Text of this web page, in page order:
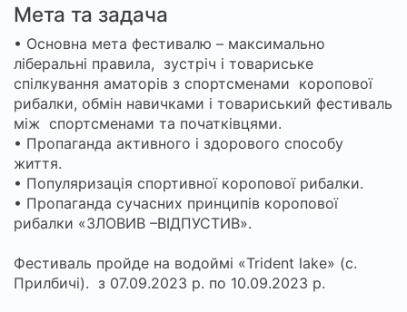
Мета та задача
• Основна мета фестивалю – максимально
ліберальні правила, зустріч і товариське
спілкування аматорів з спортсменами коропової
рибалки, обмін навичками і товариський фестиваль
між спортсменами та початківцями.
• Пропаганда активного і здорового способу
життя.
• Популяризація спортивної коропової рибалки.
• Пропаганда сучасних принципів коропової
рибалки «ЗЛОВИВ –ВІДПУСТИВ».
Фестиваль пройде на водоймі «Trident lake» (с.
Прилбичі). з 07.09.2023 р. по 10.09.2023 р.